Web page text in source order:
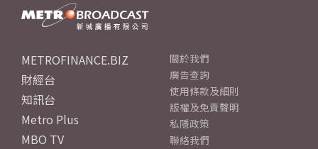
METROFINANCE.BIZ
財經台
知訊台
Metro Plus
MBO TV
關於我們
廣告查詢
使用條款及細則
版權及免責聲明
私隱政策
聯絡我們